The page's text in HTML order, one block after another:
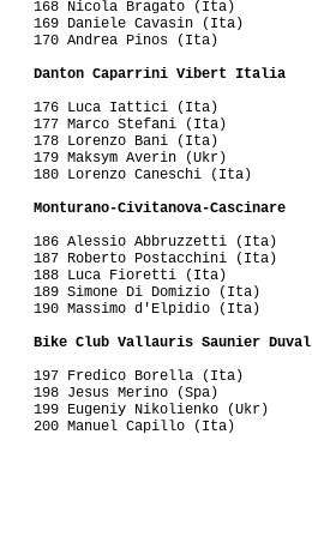
168 Nicola Bragato (Ita)
Daniele Cavasin (Ita)
170 Andrea Pinos (Ita)
Danton Caparrini Vibert Italia
176 Luca Iattici (Ita)
177 Marco Stefani (Ita)
178 Lorenzo Bani (Ita)
Maksym Averin (Ukr)
180 Lorenzo Caneschi (Ita)
Civitanova-Cascinare
186 Alessio Abbruzzetti (Ita)
187 Roberto Postacchini (Ita)
188 Luca Fioretti (Ita)
189 Simone Di Domizio (Ita)
190 Massimo d'Elpidio (Ita)
Bike Club Vallauris Saunier Duval
197 Fredico Borella (Ita)
198 Jesus Merino (Spa)
Eugeniy Nikolienko (Ukr)
200 Manuel Capillo (Ita)